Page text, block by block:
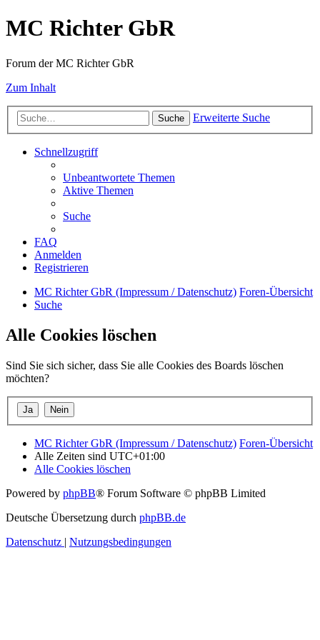
MC Richter GbR
Forum der MC Richter GbR
Zum Inhalt
Suche Erweiterte Suche
Schnellzugriff
Unbeantwortete Themen
Aktive Themen
Suche
FAQ
Anmelden
Registrieren
MC Richter GbR (Impressum / Datenschutz) Foren-Übersicht
Suche
Alle Cookies löschen
Sind Sie sich sicher, dass Sie alle Cookies des Boards löschen
möchten?
MC Richter GbR (Impressum / Datenschutz) Foren-Übersicht
Alle Zeiten sind UTC+01:00
Alle Cookies löschen
Powered by phpBB® Forum Software © phpBB Limited
Deutsche Übersetzung durch phpBB.de
Datenschutz | Nutzungsbedingungen